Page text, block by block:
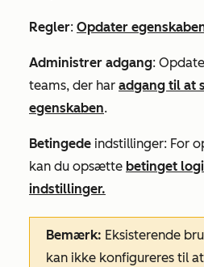
Regler: Opdater
Administrer adgang:
teams, der har adgang til at
egenskaben.
Betingede indstillinger: For
kan du opsætte betinget
indstillinger.
Bemærk: Eksisterende
kan ikke konfigureres til